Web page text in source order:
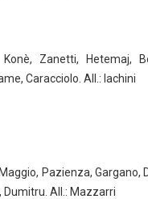
Zanetti, Hetemaj,
Caracciolo. All.: Iachini
Pazienza, Gargano,
Dumitru. All.: Mazzarri